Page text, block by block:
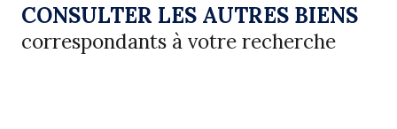
CONSULTER LES AUTRES BIENS
correspondants à votre recherche